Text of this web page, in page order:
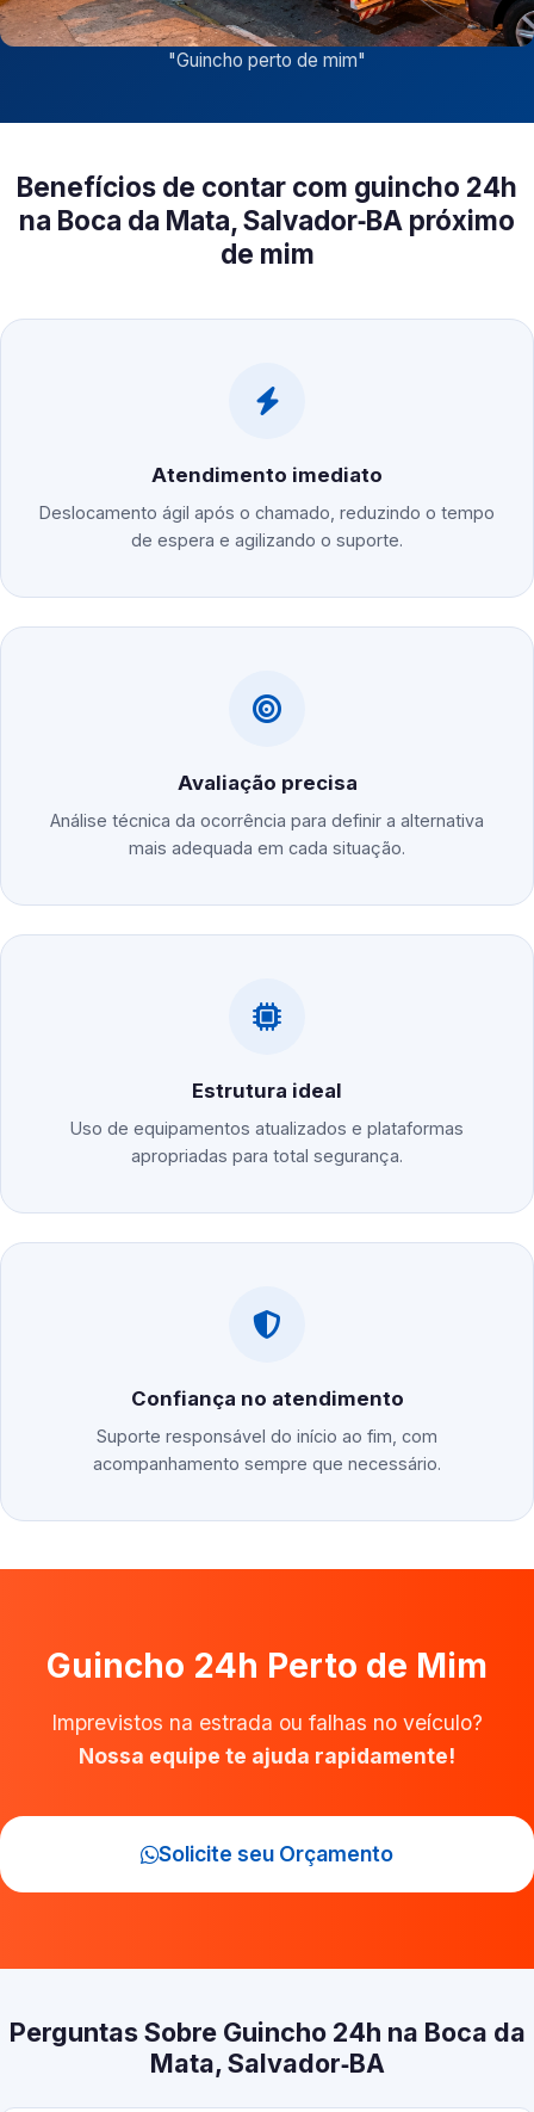
"Guincho perto de mim"
Benefícios de contar com guincho 24h
na Boca da Mata, Salvador‑BA próximo
de mim
Atendimento imediato
Deslocamento ágil após o chamado, reduzindo o tempo
de espera e agilizando o suporte.
Avaliação precisa
Análise técnica da ocorrência para definir a alternativa
mais adequada em cada situação.
Estrutura ideal
Uso de equipamentos atualizados e plataformas
apropriadas para total segurança.
Confiança no atendimento
Suporte responsável do início ao fim, com
acompanhamento sempre que necessário.
Guincho 24h Perto de Mim
Imprevistos na estrada ou falhas no veículo?
Nossa equipe te ajuda rapidamente!
Solicite seu Orçamento
Perguntas Sobre Guincho 24h na Boca da
Mata, Salvador‑BA